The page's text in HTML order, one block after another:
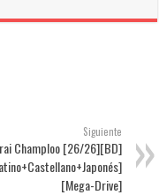
Siguiente
Champloo [26/26][BD]
[Mega-Drive]